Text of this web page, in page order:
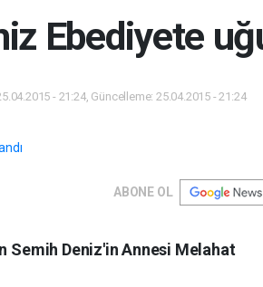
Ebediyete
- 21:24, Güncelleme: 25.04.2015 - 21:24
ABONE OL
Semih Deniz'in Annesi Melahat